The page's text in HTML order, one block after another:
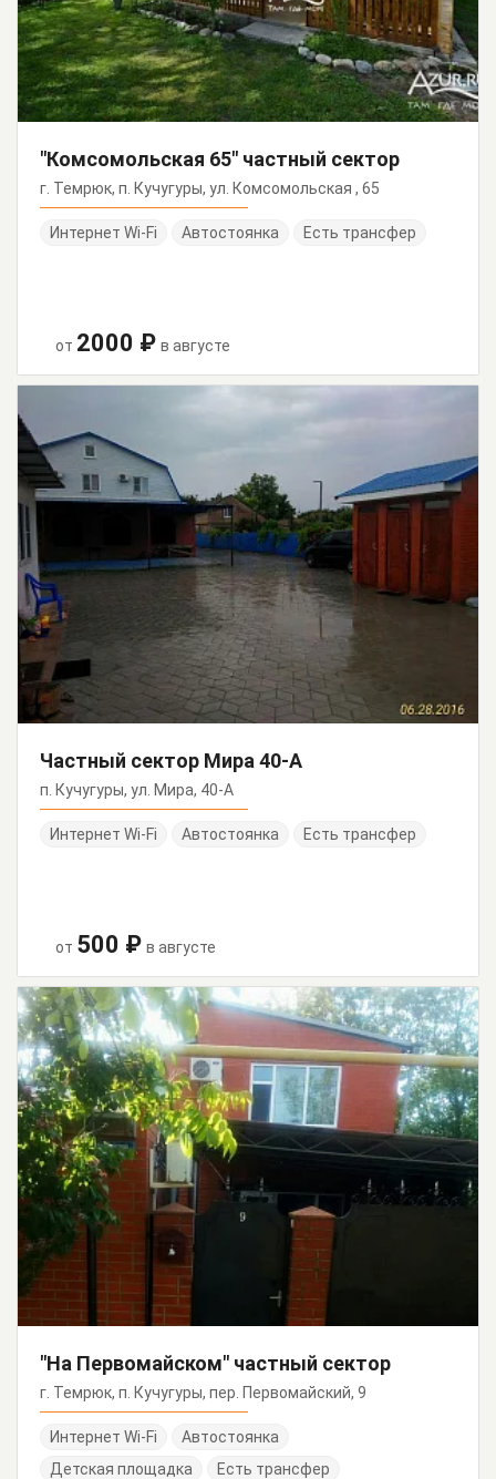
"Комсомольская 65" частный сектор
г. Темрюк, п. Кучугуры, ул. Комсомольская , 65
Интернет Wi-Fi Автостоянка Есть трансфер
от 2000 ₽ в августе
Частный сектор Мира 40-А
п. Кучугуры, ул. Мира, 40-А
Интернет Wi-Fi Автостоянка Есть трансфер
от 500 ₽ в августе
"На Первомайском" частный сектор
г. Темрюк, п. Кучугуры, пер. Первомайский, 9
Интернет Wi-Fi
Автостоянка
Детская площадка
Есть трансфер